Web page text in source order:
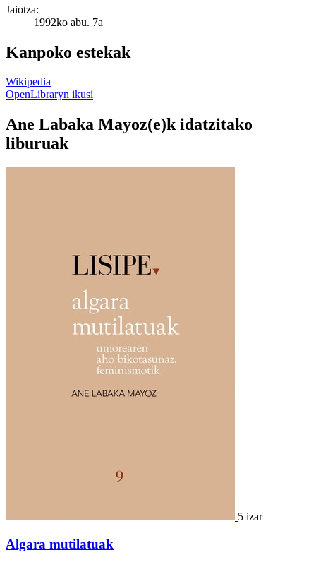
Jaiotza:
1992ko abu. 7a
Kanpoko estekak
Wikipedia
OpenLibraryn ikusi
Ane Labaka Mayoz(e)k idatzitako
liburuak
5 izar
Algara mutilatuak